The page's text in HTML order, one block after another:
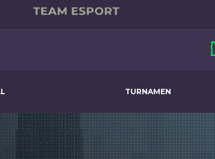
TURNAMEN